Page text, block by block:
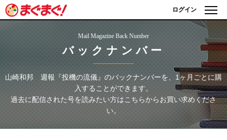
ログイン
Mail Magazine Back Number
バックナンバー
山崎和邦 週報『投機の流儀』 のバックナンバーを、1ヶ月ごとに購
入することができます。
過去に配信された号を読みたい方はこちらからお買い求めくださ
い。